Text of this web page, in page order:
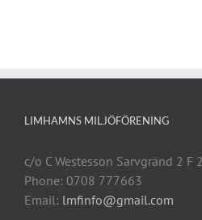
LIMHAMNS MILJÖFÖRENING
c/o C Westesson Sarvgränd 2 F
Phone: 0708 777663
Email: lmfinfo@gmail.com